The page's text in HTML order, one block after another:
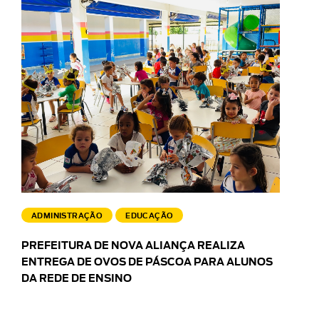
ADMINISTRAÇÃO EDUCAÇÃO
PREFEITURA DE NOVA ALIANÇA REALIZA
ENTREGA DE OVOS DE PÁSCOA PARA ALUNOS
DA REDE DE ENSINO